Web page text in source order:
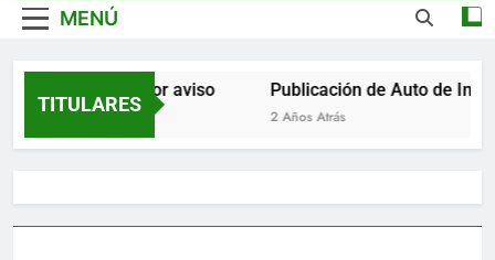
MENÚ
TITULARES
Notificación por aviso
2 Años Atrás
Publicación de Auto de
2 Años Atrás